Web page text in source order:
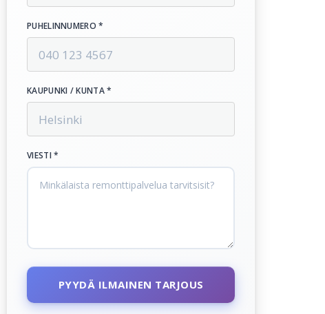
PUHELINNUMERO *
KAUPUNKI / KUNTA *
VIESTI *
PYYDÄ ILMAINEN TARJOUS